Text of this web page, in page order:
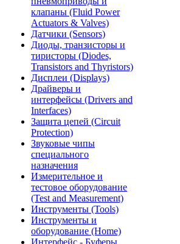
клапаны (Fluid Power
Actuators & Valves)
Датчики (Sensors)
Диоды, транзисторы и
тиристоры (Diodes,
Transistors and Thyristors)
Дисплеи (Displays)
Драйверы и
интерфейсы (Drivers and
Interfaces)
Защита цепей (Circuit
Protection)
Звуковые чипы
специального
назначения
Измерительное и
тестовое оборудование
(Test and Measurement)
Инструменты (Tools)
Инструменты и
оборудование (Home)
Интерфейс - Буферы